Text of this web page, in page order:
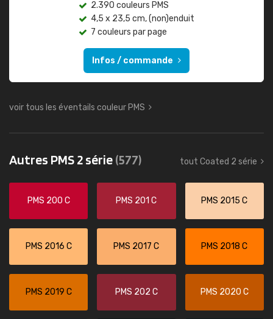
2.390 couleurs PMS
4,5 x 23,5 cm, (non)enduit
7 couleurs par page
Infos / commande
voir tous les éventails couleur PMS
Autres PMS 2 série(577) tout Coated 2 série
PMS 200 C PMS 201 C PMS 2015 C
PMS 2016 C PMS 2017 C PMS 2018 C
PMS 2019 C PMS 202 C PMS 2020 C